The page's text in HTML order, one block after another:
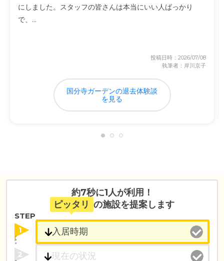
にしました。スタッフの皆さんは本当にいい人ばっかり
で、...
投稿日時：2026/07/08
執筆者：岸川京子
国分寺ガーデンの退去体験談
を見る
約7秒に1人が利用！
ピッタリ の施設を提案します
STEP
1
2